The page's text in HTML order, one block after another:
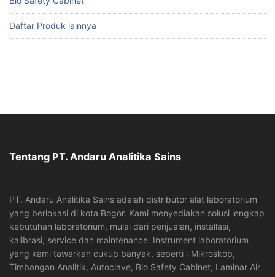
Daftar Produk lainnya
Tentang PT. Andaru Analitika Sains
PT. Andaru Analitika Sains adalah distributor alat laboratorium
yang berlokasi di kota Bogor. Kami menyediakan solusi lengkap
kebutuhan laboratorium, mulai dari penjualan, installasi,
kalibrasi, service dan maintenance. Instrument laboratorium
yang kami tawarkan cukup banyak, seperti : Mikroskop,
Timbangan Analitik, Autoclave, Bio Safety Cabinet, Laminar Air